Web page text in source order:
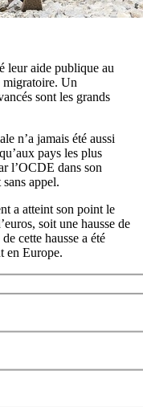
leur aide publique au
migratoire. Un
sont les grands
n’a jamais été aussi
pays les plus
l’OCDE dans son
appel.
a atteint son point le
soit une hausse de
cette hausse a été
en Europe.